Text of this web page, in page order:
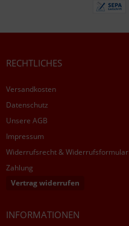
RECHTLICHES
Versandkosten
Datenschutz
Unsere AGB
Impressum
Widerrufsrecht & Widerrufsformular
Zahlung
Vertrag widerrufen
INFORMATIONEN